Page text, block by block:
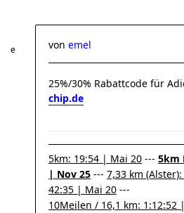
von emel
25%/30% Rabattcode für
chip.de
5km: 19:54 | Mai 20 --- 5km
| Nov 25 --- 7,33 km
42:35 | Mai 20 ---
10Meilen / 16,1 km: 1:12:52